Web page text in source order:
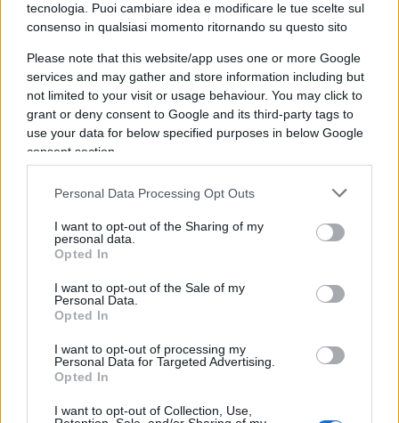
tecnologia. Puoi cambiare idea e modificare le tue scelte sul
consenso in qualsiasi momento ritornando su questo sito
Please note that this website/app uses one or more Google
services and may gather and store information including but
not limited to your visit or usage behaviour. You may click to
grant or deny consent to Google and its third-party tags to
use your data for below specified purposes in below Google
consent section.
Personal Data Processing Opt Outs
I want to opt-out of the Sharing of my
personal data.
Opted In
I want to opt-out of the Sale of my
Personal Data.
Opted In
I want to opt-out of processing my
Personal Data for Targeted Advertising.
Opted In
I want to opt-out of Collection, Use,
2) “Glieditoridegli stessi organi d’informazione
hanno sostenuto questa esaltazione di un
tecnocrate della grande finanza, pur senza
esperienza in cariche politiche e con un passato
non privo di segreti e ‘ombre'”.
3) “I giornalisti più pagati avevano implorato il
governo disalvare le loro ‘pensioni d’oro’dal
privatizzare per godere di un sistema privilegiato
rispetto a quello pubblico Inps”.
4) “Glieditori percettori di erogazioni pubbliche
e disinvolti spremitori dell’Inpgi 1 (per tagliare i
costi con i prepensionamenti) avevano chiesto
ulteriori aiuti di Stato”.